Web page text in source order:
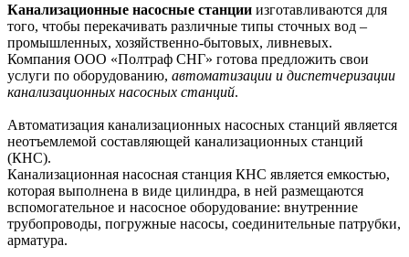
Канализационные насосные станции изготавливаются для
того, чтобы перекачивать различные типы сточных вод –
промышленных, хозяйственно-бытовых, ливневых.
Компания ООО «Полтраф СНГ» готова предложить свои
услуги по оборудованию, автоматизации и диспетчеризации
канализационных насосных станций.
Автоматизация канализационных насосных станций является
неотъемлемой составляющей канализационных станций
(КНС).
Канализационная насосная станция КНС является емкостью,
которая выполнена в виде цилиндра, в ней размещаются
вспомогательное и насосное оборудование: внутренние
трубопроводы, погружные насосы, соединительные патрубки,
арматура.